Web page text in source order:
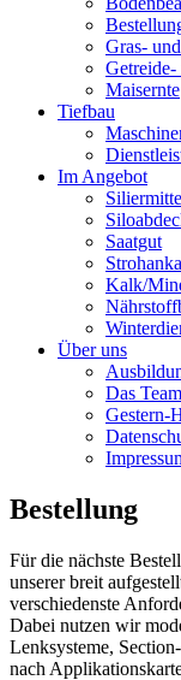
Gras-
Getreide-
Maisernte
Tiefbau
Im Angebot
Saatgut
Kalk/
Über uns
Das Team
Gestern-
Bestellung
Für die nächste
unserer breit
verschiedenste
Dabei nutzen wir
Lenksysteme,
nach